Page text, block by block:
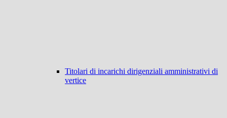
Titolari di incarichi dirigenziali amministrativi di
vertice